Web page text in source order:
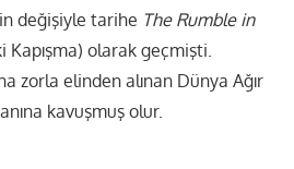
değişiyle tarihe The Rumble in
olarak geçmişti.
zorla elinden alınan Dünya Ağır
kavuşmuş olur.